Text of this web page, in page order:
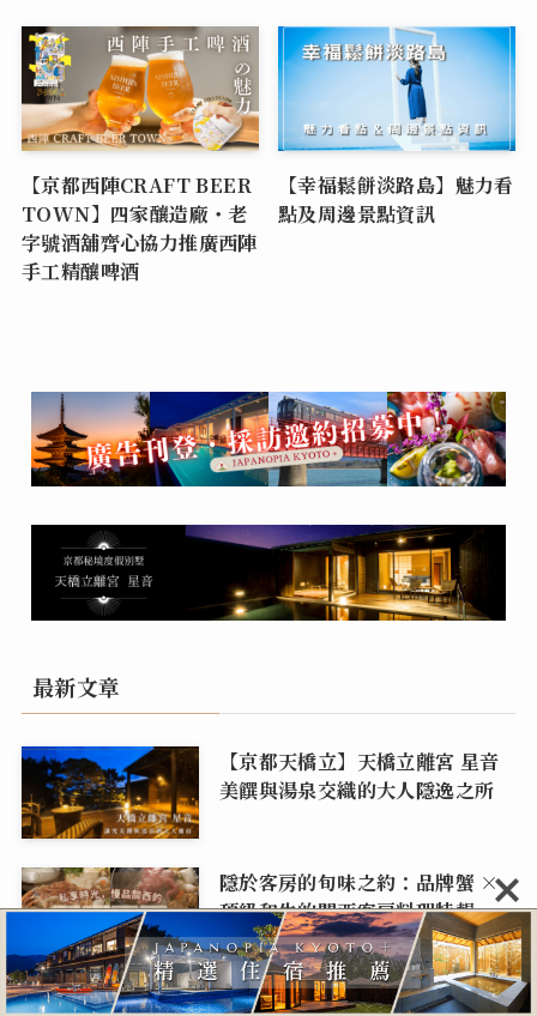
【京都西陣CRAFT BEER
TOWN】四家釀造廠・老
字號酒舖齊心協力推廣西陣
手工精釀啤酒
【幸福鬆餅淡路島】魅力看
點及周邊景點資訊
最新文章
【京都天橋立】天橋立離宮 星音
美饌與湯泉交織的大人隱逸之所
隱於客房的旬味之約：品牌蟹 ×
頂級和牛的關西客房料理特輯
【京都深度旅遊】尋回身心平衡的